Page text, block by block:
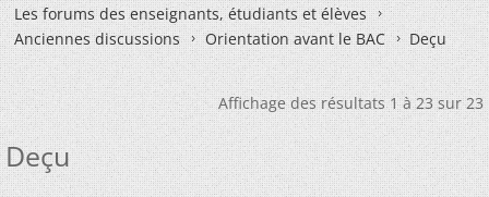
Les forums des enseignants, étudiants et élèves
Anciennes discussions
Orientation avant le BAC Deçu
Affichage des résultats 1 à 23 sur 23
Deçu